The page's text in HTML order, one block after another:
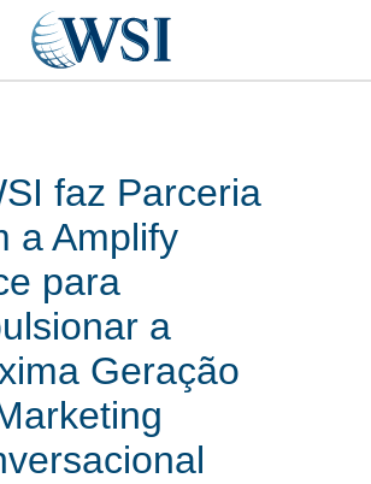
faz Parceria
a Amplify
para
a
Geração